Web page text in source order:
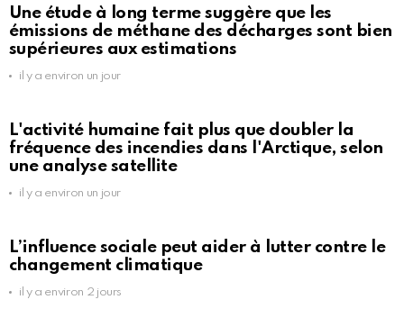
Une étude à long terme suggère que les
émissions de méthane des décharges sont bien
supérieures aux estimations
il y a environ un jour
L'activité humaine fait plus que doubler la
fréquence des incendies dans l'Arctique, selon
une analyse satellite
il y a environ un jour
L’influence sociale peut aider à lutter contre le
changement climatique
il y a environ 2 jours